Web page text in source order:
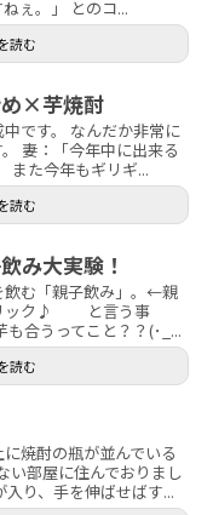
ぇ。」 とのコ...
読む
め×芋焼酎
です。 なんだか非常に
妻：「今年中に出来る
また今年もギリギ...
読む
み大実験！
飲む「親子飲み」。←親
リック♪ と言う事
合うってこと？？(･_...
読む
焼酎の瓶が並んでいる
い部屋に住んでおりまし
り、手を伸ばせばす...